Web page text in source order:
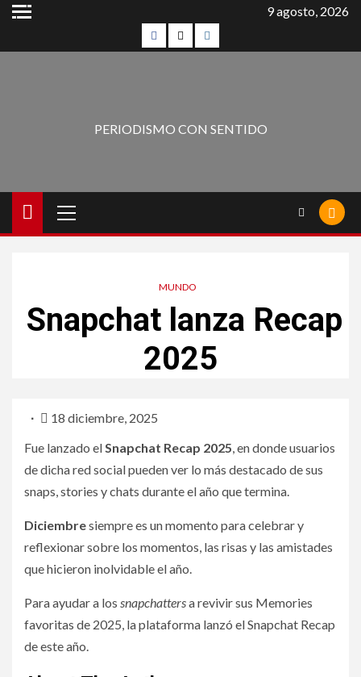
9 agosto, 2026
PERIODISMO CON SENTIDO
MUNDO
Snapchat lanza Recap
2025
18 diciembre, 2025
Fue lanzado elSnapchat Recap 2025, en donde usuarios
de dicha red social pueden ver lo más destacado de sus
snaps, stories y chats durante el año que termina.
Diciembresiempre es un momento para celebrar y
reflexionar sobre los momentos, las risas y las amistades
que hicieron inolvidable el año.
Para ayudar a los snapchattersa revivir sus Memories
favoritas de 2025, la plataforma lanzó el Snapchat Recap
de este año.